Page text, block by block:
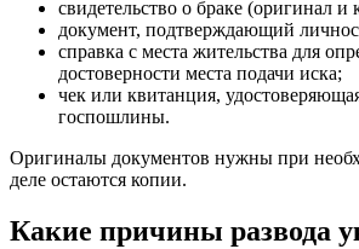
свидетельство о браке (оригинал и
документ, подтверждающий
справка с места жительства для
достоверности места подачи иска;
чек или квитанция,
госпошлины.
Оригиналы документов нужны при
деле остаются копии.
Какие причины развода